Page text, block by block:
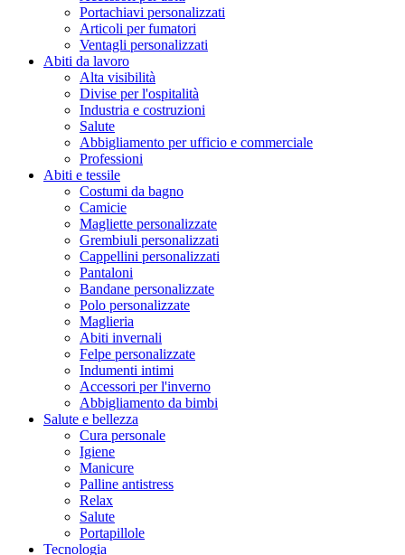
Portachiavi personalizzati
Articoli per fumatori
Ventagli personalizzati
Abiti da lavoro
Alta visibilità
Divise per l'ospitalità
Industria e costruzioni
Salute
Abbigliamento per ufficio e commerciale
Professioni
Abiti e tessile
Costumi da bagno
Camicie
Magliette personalizzate
Grembiuli personalizzati
Cappellini personalizzati
Pantaloni
Bandane personalizzate
Polo personalizzate
Maglieria
Abiti invernali
Felpe personalizzate
Indumenti intimi
Accessori per l'inverno
Abbigliamento da bimbi
Salute e bellezza
Cura personale
Igiene
Manicure
Palline antistress
Relax
Salute
Portapillole
Tecnologia